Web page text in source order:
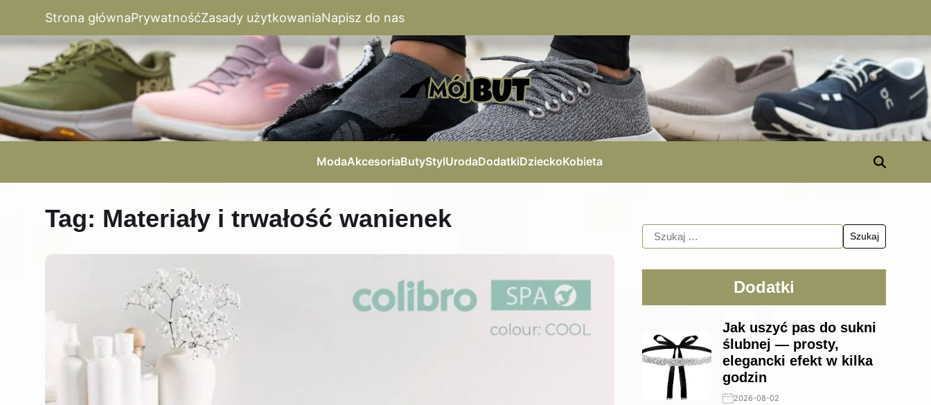
Strona głównaPrywatnośćZasady użytkowaniaNapisz do nas
ModaAkcesoriaButyStylUrodaDodatkiDzieckoKobieta
Tag: Materiały i trwałość wanienek
Dodatki
Jak uszyć pas do sukni
ślubnej — prosty,
elegancki efekt w kilka
godzin
2026-08-02